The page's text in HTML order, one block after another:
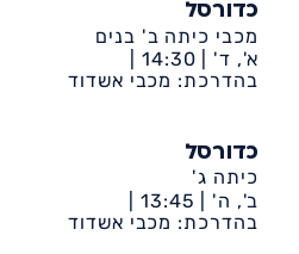
כדורסל
מכבי כיתה ב' בנים
א', ד' | 14:30 |
דיונה-ביה״ס שקד
בהדרכת: מכבי אשדוד
כדורסל
כיתה ג'
ב', ה' | 13:45 |
דיונה-ביה״ס אמירים
בהדרכת: מכבי אשדוד